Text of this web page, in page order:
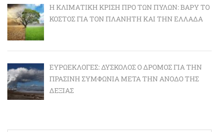
Η ΚΛΙΜΑΤΙΚΉ ΚΡΊΣΗ ΠΡΟ ΤΩΝ ΠΥΛΏΝ: BΑΡΎ ΤΟ
ΚΌΣΤΟΣ ΓΙΑ ΤΟΝ ΠΛΑΝΉΤΗ ΚΑΙ ΤΗΝ ΕΛΛΆΔΑ
ΕΥΡΩΕΚΛΟΓΈΣ: ΔΎΣΚΟΛΟΣ Ο ΔΡΌΜΟΣ ΓΙΑ ΤΗΝ
ΠΡΆΣΙΝΗ ΣΥΜΦΩΝΊΑ ΜΕΤΆ ΤΗΝ ΆΝΟΔΟ ΤΗΣ
ΔΕΞΙΆΣ